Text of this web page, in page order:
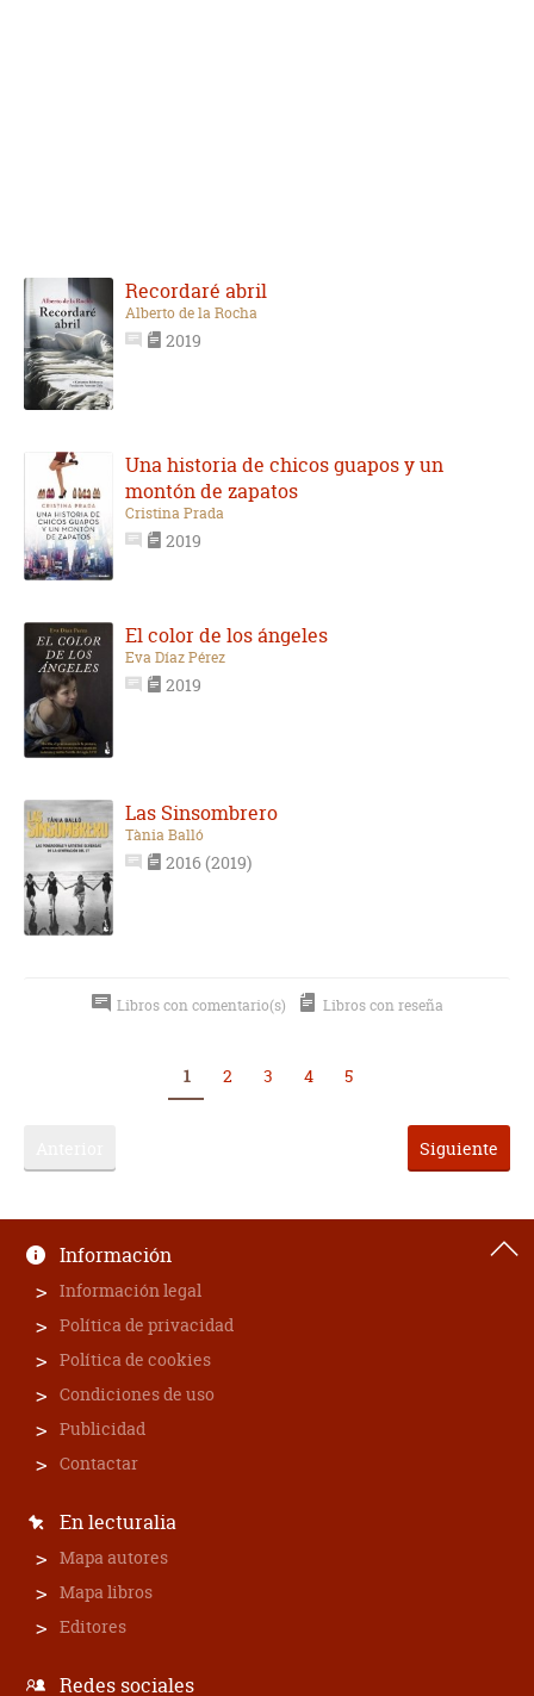
Recordaré abril
Alberto de la Rocha
2019
Una historia de chicos guapos y un
montón de zapatos
Cristina Prada
2019
El color de los ángeles
Eva Díaz Pérez
2019
Las Sinsombrero
Tània Balló
2016 (2019)
Libros con comentario(s) Libros con reseña
1 2 3 4 5
Siguiente
Información
Información legal
Política de privacidad
Política de cookies
Condiciones de uso
Publicidad
Contactar
En lecturalia
Mapa autores
Mapa libros
Editores
Redes sociales